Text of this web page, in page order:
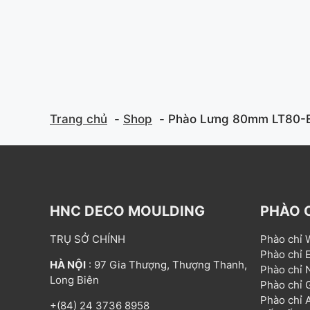
Trang chủ Shop Phào Lưng 80mm LT80-
HNC DECO MOULDING
TRỤ SỞ CHÍNH
HÀ NỘI : 97 Gia Thượng, Thượng Thanh,
Long Biên
+(84) 24 3736 8958
PHÀO
Phào chỉ
Phào chỉ
Phào chỉ
Phào chỉ
Phào chỉ